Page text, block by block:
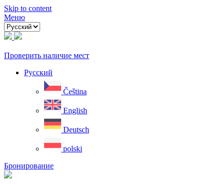
Skip to content
Меню
Проверить наличие мест
Русский
Čeština
English
Deutsch
polski
Бронирование